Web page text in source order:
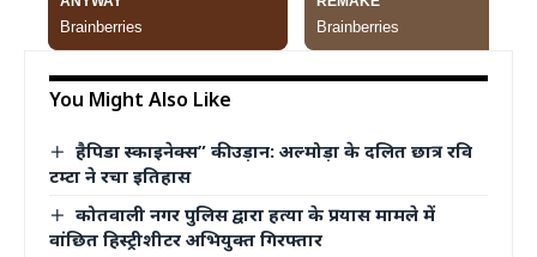
You Might Also Like
हैपिडा स्काइनेक्स” की उड़ान: अल्मोड़ा के दलित छात्र रवि
टम्टा ने रचा इतिहास
कोतवाली नगर पुलिस द्वारा हत्या के प्रयास मामले में
वांछित हिस्ट्रीशीटर अभियुक्त गिरफ्तार